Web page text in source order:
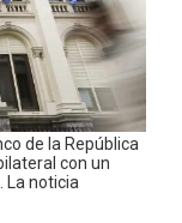
de la República
con un
La noticia